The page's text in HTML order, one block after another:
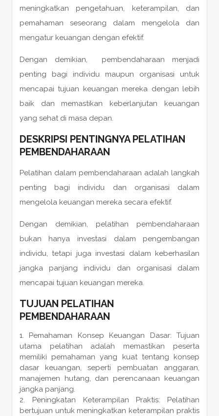
meningkatkan pengetahuan, keterampilan, dan
pemahaman seseorang dalam mengelola dan
mengatur keuangan dengan efektif.
Dengan demikian, pembendaharaan menjadi
penting bagi individu maupun organisasi untuk
mencapai tujuan keuangan mereka dengan lebih
baik dan memastikan keberlanjutan keuangan
yang sehat di masa depan.
DESKRIPSI PENTINGNYA PELATIHAN
PEMBENDAHARAAN
Pelatihan dalam pembendaharaan adalah langkah
penting bagi individu dan organisasi dalam
mengelola keuangan mereka secara efektif.
Dengan demikian, pelatihan pembendaharaan
bukan hanya investasi dalam pengembangan
individu, tetapi juga investasi dalam keberhasilan
jangka panjang individu dan organisasi dalam
mencapai tujuan keuangan mereka.
TUJUAN PELATIHAN
PEMBENDAHARAAN
Pemahaman Konsep Keuangan Dasar: Tujuan
utama pelatihan adalah memastikan peserta
memiliki pemahaman yang kuat tentang konsep
dasar keuangan, seperti pembuatan anggaran,
manajemen hutang, dan perencanaan keuangan
jangka panjang.
Peningkatan Keterampilan Praktis: Pelatihan
bertujuan untuk meningkatkan keterampilan praktis